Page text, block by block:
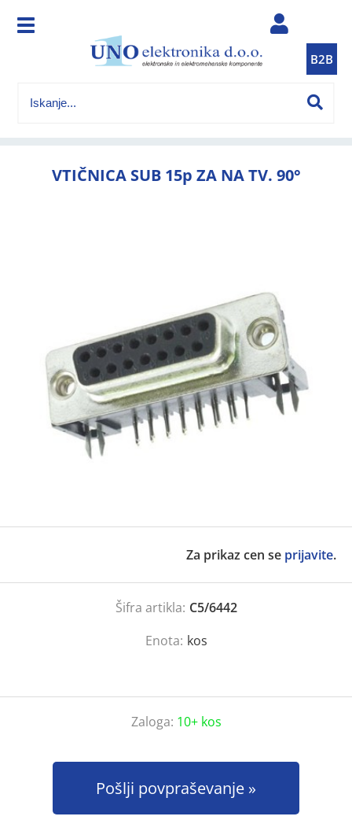
B2B
VTIČNICA SUB 15p ZA NA TV. 90°
Za prikaz cen se prijavite.
Šifra artikla: C5/6442
Enota: kos
Zaloga: 10+ kos
Pošlji povpraševanje